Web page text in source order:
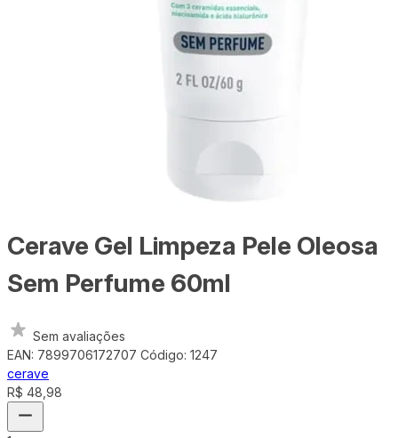
Cerave Gel Limpeza Pele Oleosa
Sem Perfume 60ml
Sem avaliações
EAN: 7899706172707 Código: 1247
cerave
R$ 48,98